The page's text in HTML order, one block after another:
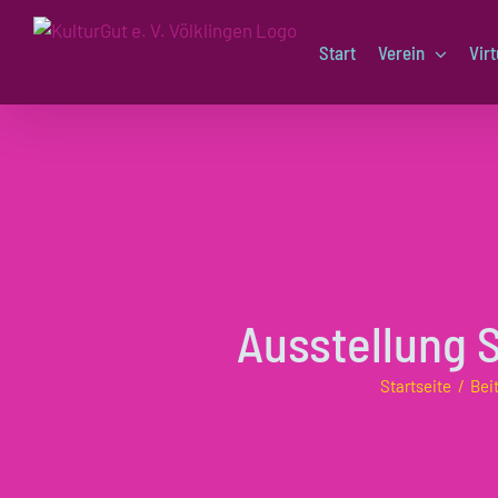
Zum
Inhalt
Start Verein
Ausstellung
Startseite